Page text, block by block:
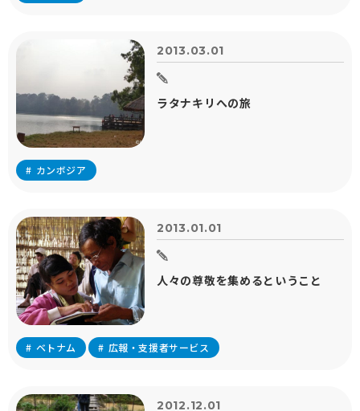
2013.03.01
ラタナキリへの旅
カンボジア
2013.01.01
人々の尊敬を集めるということ
ベトナム 広報・支援者サービス
2012.12.01